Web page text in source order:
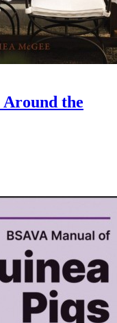
Around the